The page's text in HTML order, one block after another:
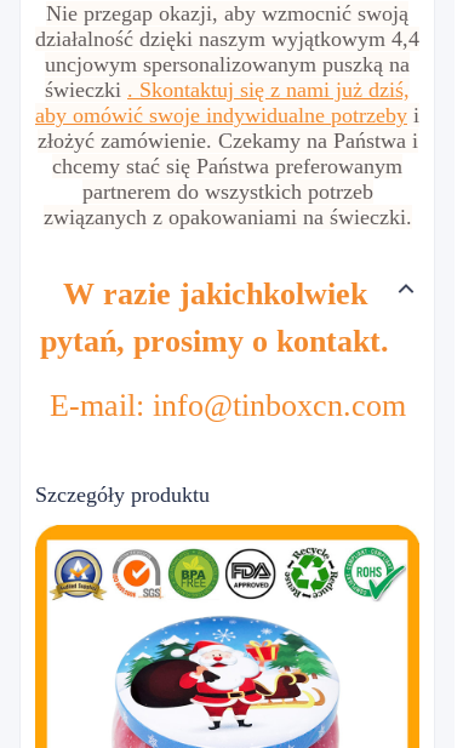
Nie przegap okazji, aby wzmocnić swoją
działalność dzięki naszym wyjątkowym 4,4
uncjowym spersonalizowanym puszką na
świeczki . Skontaktuj się z nami już dziś,
aby omówić swoje indywidualne potrzeby i
złożyć zamówienie. Czekamy na Państwa i
chcemy stać się Państwa preferowanym
partnerem do wszystkich potrzeb
związanych z opakowaniami na świeczki.
W razie jakichkolwiek
pytań, prosimy o kontakt.
E-mail: info@tinboxcn.com
Szczegóły produktu